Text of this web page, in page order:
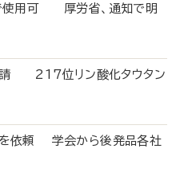
使用可 厚労省、通知で明
請 217位リン酸化タウタン
を依頼 学会から後発品各社